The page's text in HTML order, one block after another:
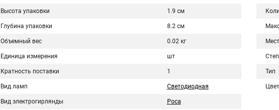
Высота упаковки 1.9 см
Глубина упаковки 8.2 см
Объемный вес 0.02 кг
Единица измерения шт
Кратность поставки 1
Вид ламп Светодиодная
Вид электрогирлянды Роса
Тип